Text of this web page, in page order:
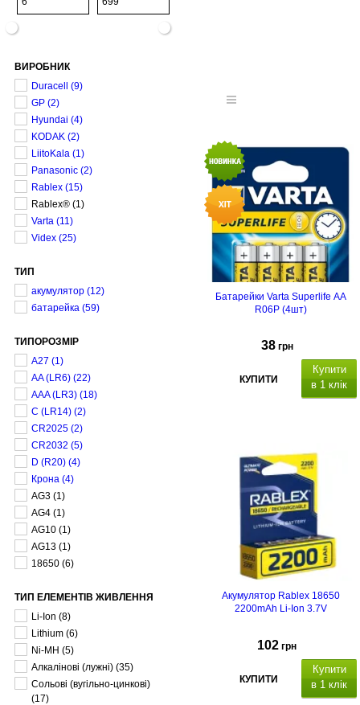
ВИРОБНИК
Duracell
(9)
GP (2)
Hyundai (4)
KODAK (2)
LiitoKala (1)
Panasonic (2)
Rablex (15)
Rablex® (1)
Varta (11)
Videx (25)
ТИП
акумулятор (12)
батарейка (59)
ТИПОРОЗМІР
A27 (1)
AA (LR6) (22)
AAA (LR3) (18)
C (LR14) (2)
CR2025 (2)
CR2032 (5)
D (R20) (4)
Крона (4)
AG3 (1)
AG4 (1)
AG10 (1)
AG13 (1)
18650 (6)
ТИП ЕЛЕМЕНТІВ ЖИВЛЕННЯ
Li-Ion (8)
Lithium (6)
Ni-MH (5)
Алкалінові (лужні) (35)
Сольові (вугільно-цинкові)
(17)
Батарейки Varta Superlife AA
R06P (4шт)
38 грн
КУПИТИ
Купити
в 1 клік
Акумулятор Rablex 18650
2200mAh Li-Ion 3.7V
102 грн
КУПИТИ
Купити
в 1 клік